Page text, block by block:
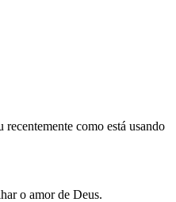
como está usando
o amor de Deus.